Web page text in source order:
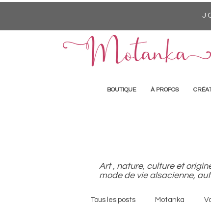
BOUTIQUE À PROPOS
Art , nature, culture et
mode de vie alsacienne,
Tous les posts Motanka